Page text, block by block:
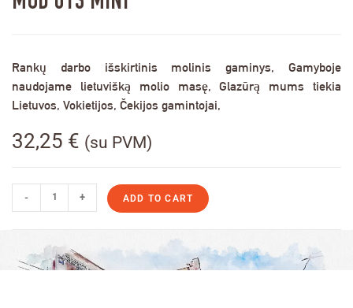
Rankų darbo išskirtinis molinis gaminys, Gamyboje
naudojame lietuvišką molio masę, Glazūrą mums tiekia
Lietuvos, Vokietijos, Čekijos gamintojai,
32,25 € (su PVM)
- + ADD TO CART